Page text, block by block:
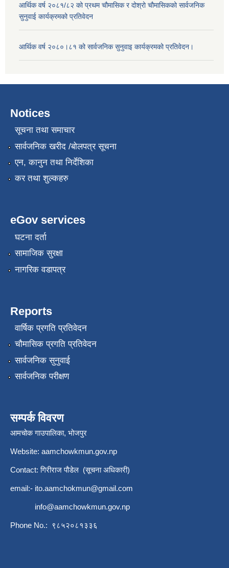
आर्थिक वर्ष २०८१/८२ को प्रथम चौमासिक र दोश्रो चौमासिकको सार्वजनिक
सुनुवाई कार्यक्रमको प्रतिवेदन
आर्थिक वर्ष २०८०।८१ को सार्वजनिक सुनुवाइ कार्यक्रमको प्रतिवेदन।
Notices
सूचना तथा समाचार
सार्वजनिक खरीद /बोलपत्र सूचना
एन, कानुन तथा निर्देशिका
कर तथा शुल्कहरु
eGov services
घटना दर्ता
सामाजिक सुरक्षा
नागरिक वडापत्र
Reports
वार्षिक प्रगति प्रतिवेदन
चौमासिक प्रगति प्रतिवेदन
सार्वजनिक सुनुवाई
सार्वजनिक परीक्षण
सम्पर्क विवरण
आमचोक गाउपालिका, भोजपुर
Website: aamchowkmun.gov.np
Contact: गिरीराज पौडेल (सूचना अधिकारी)
email:- ito.aamchokmun@gmail.com
info@aamchowkmun.gov.np
Phone No.: ९८५२०८१३३६